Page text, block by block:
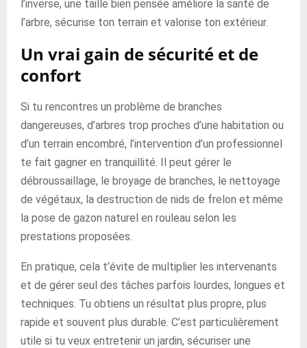
l’inverse, une taille bien pensée améliore la santé de
l’arbre, sécurise ton terrain et valorise ton extérieur.
Un vrai gain de sécurité et de
confort
Si tu rencontres un problème de branches
dangereuses, d’arbres trop proches d’une habitation ou
d’un terrain encombré, l’intervention d’un professionnel
te fait gagner en tranquillité. Il peut gérer le
débroussaillage, le broyage de branches, le nettoyage
de végétaux, la destruction de nids de frelon et même
la pose de gazon naturel en rouleau selon les
prestations proposées.
En pratique, cela t’évite de multiplier les intervenants
et de gérer seul des tâches parfois lourdes, longues et
techniques. Tu obtiens un résultat plus propre, plus
rapide et souvent plus durable. C’est particulièrement
utile si tu veux entretenir un jardin, sécuriser une